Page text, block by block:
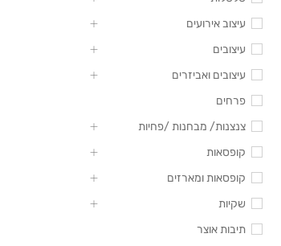
עיצוב אירועים
עיצובים
עיצובים ואביזרים
פרחים
צנצנות/ מבחנות /פחיות
קופסאות
קופסאות ומארזים
שקיות
תיבות אוצר